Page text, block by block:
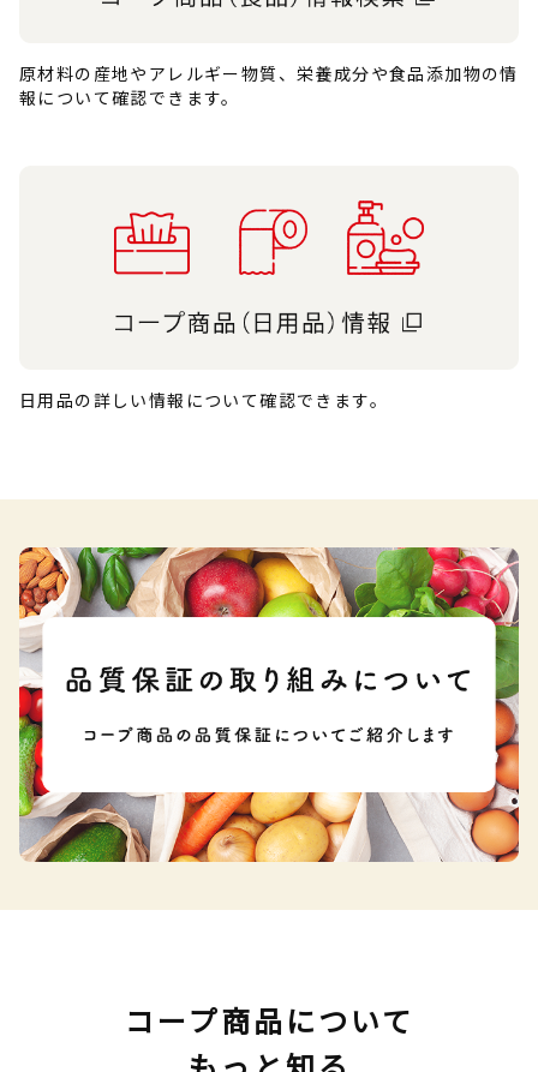
原材料の産地やアレルギー物質、栄養成分や食品添加物の情
報について確認できます。
日用品の詳しい情報について確認できます。
コープ商品について